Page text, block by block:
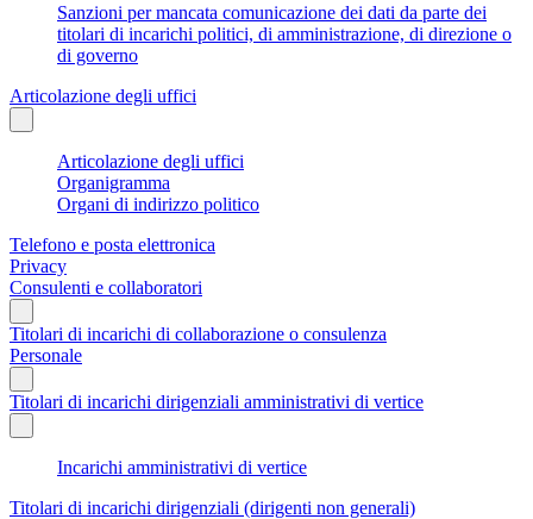
Sanzioni per mancata comunicazione dei dati da parte dei
titolari di incarichi politici, di amministrazione, di direzione o
di governo
Articolazione degli uffici
Articolazione degli uffici
Organigramma
Organi di indirizzo politico
Telefono e posta elettronica
Privacy
Consulenti e collaboratori
Titolari di incarichi di collaborazione o consulenza
Personale
Titolari di incarichi dirigenziali amministrativi di vertice
Incarichi amministrativi di vertice
Titolari di incarichi dirigenziali (dirigenti non generali)